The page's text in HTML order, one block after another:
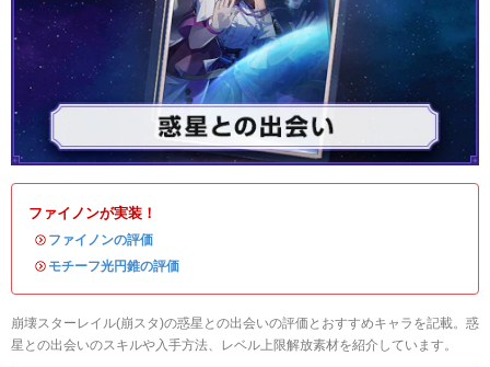
ファイノンが実装！
・ ファイノンの評価
・ モチーフ光円錐の評価
崩壊スターレイル(崩スタ)の惑星との出会いの評価とおすすめキャラを記載。惑
星との出会いのスキルや入手方法、レベル上限解放素材を紹介しています。